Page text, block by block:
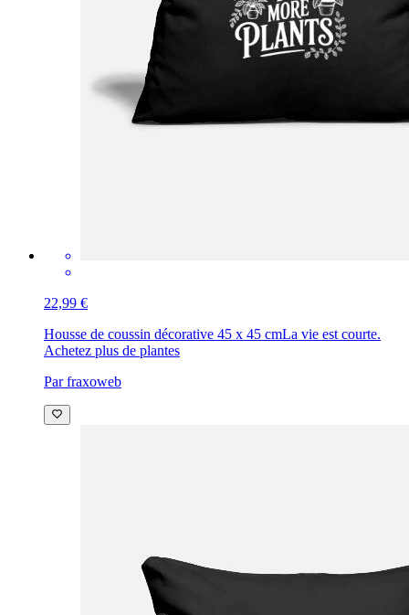
22,99 €
Housse de coussin décorative 45 x 45 cmLa vie est courte.
Achetez plus de plantes
Par fraxoweb